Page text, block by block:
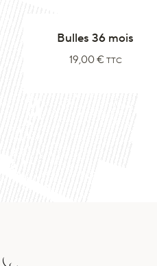
Bulles 36 mois
19,00€ TTC